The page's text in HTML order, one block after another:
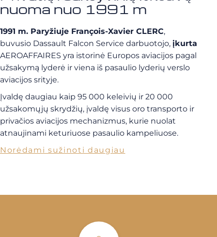
nuoma nuo 1991 m
1991 m. Paryžiuje François-Xavier CLERC,
buvusio Dassault Falcon Service darbuotojo, įkurta
AEROAFFAIRES yra istorinė Europos aviacijos pagal
užsakymą lyderė ir viena iš pasaulio lyderių verslo
aviacijos srityje.
Įvaldę daugiau kaip 95 000 keleivių ir 20 000
užsakomųjų skrydžių, įvaldę visus oro transporto ir
privačios aviacijos mechanizmus, kurie nuolat
atnaujinami keturiuose pasaulio kampeliuose.
Norėdami sužinoti daugiau